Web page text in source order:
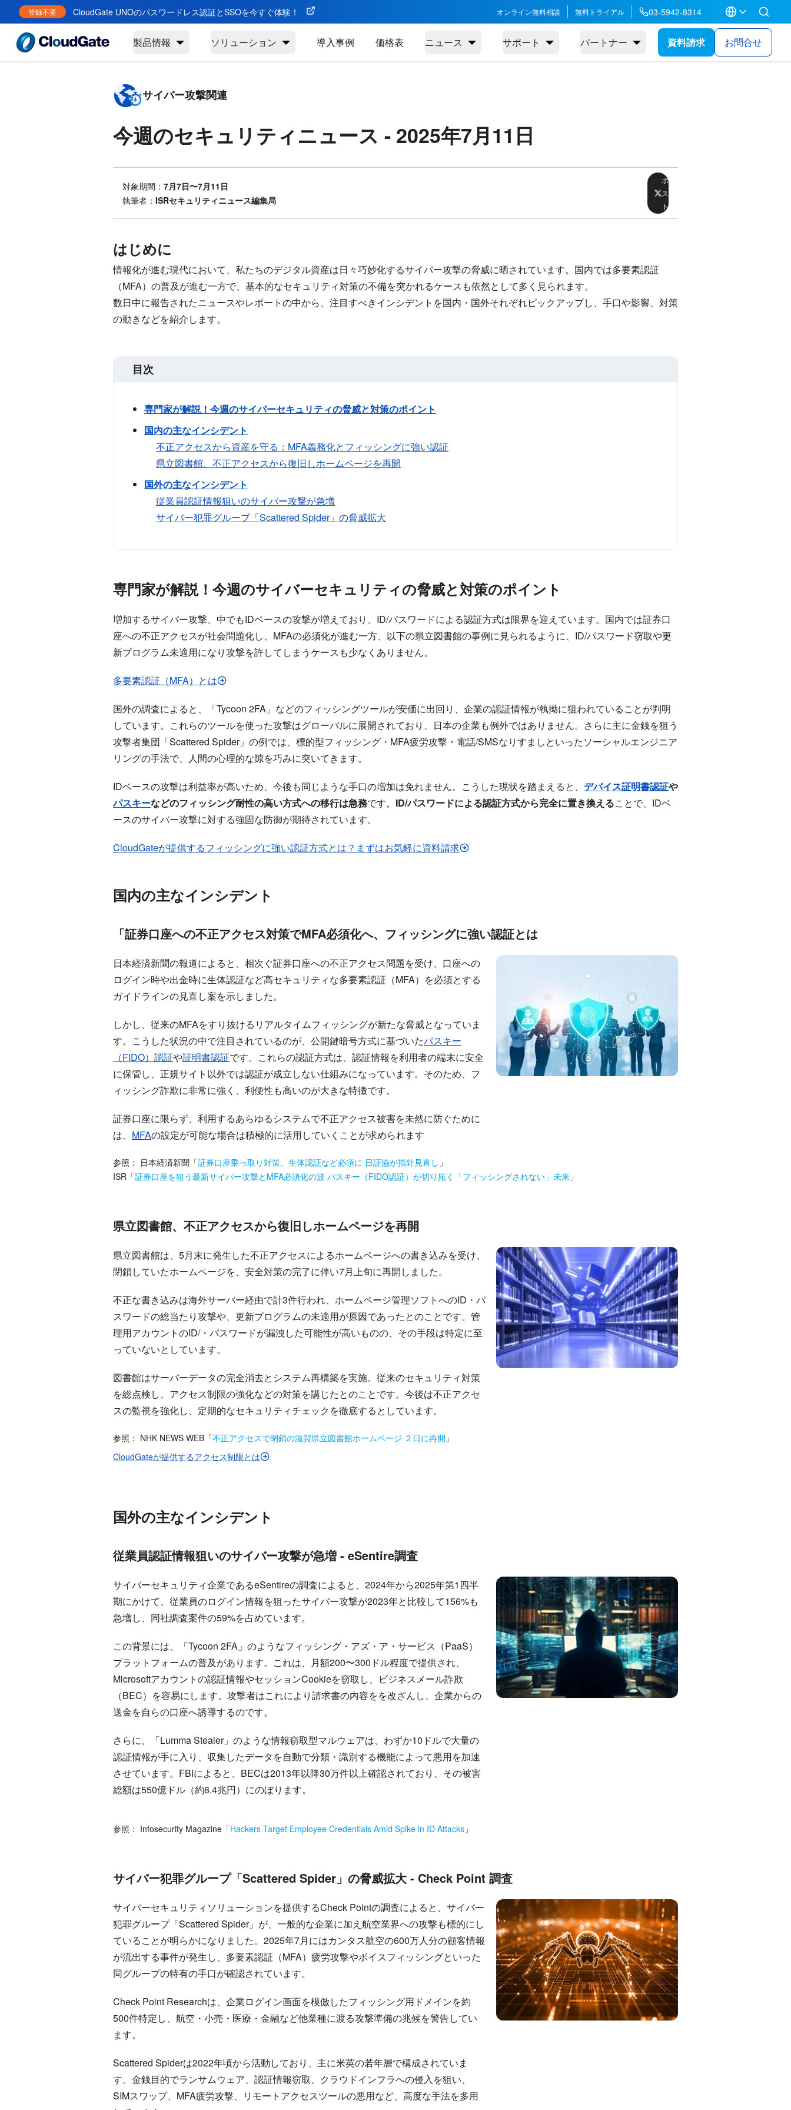
登録不要 CloudGate UNOのパスワードレス認証とSSOを今すぐ体験！ オンライン無料相談 無料トライアル 03-5942-8314
製品情報 ソリューション 導入事例 価格表 ニュース サポート パートナー 資料請求 お問合せ
サイバー攻撃関連
今週のセキュリティニュース - 2025年7月11日
対象期間： 7月7日〜7月11日
執筆者： ISRセキュリティニュース編集局
ポ
ス
ト
はじめに
情報化が進む現代において、私たちのデジタル資産は日々巧妙化するサイバー攻撃の脅威に晒されています。国内では多要素認証
（MFA）の普及が進む一方で、基本的なセキュリティ対策の不備を突かれるケースも依然として多く見られます。
数日中に報告されたニュースやレポートの中から、注目すべきインシデントを国内・国外それぞれピックアップし、手口や影響、対策
の動きなどを紹介します。
目次
専門家が解説！今週のサイバーセキュリティの脅威と対策のポイント
国内の主なインシデント
不正アクセスから資産を守る：MFA義務化とフィッシングに強い認証
県立図書館、不正アクセスから復旧しホームページを再開
国外の主なインシデント
従業員認証情報狙いのサイバー攻撃が急増
サイバー犯罪グループ「Scattered Spider」の脅威拡大
専門家が解説！今週のサイバーセキュリティの脅威と対策のポイント
増加するサイバー攻撃、中でもIDベースの攻撃が増えており、ID/パスワードによる認証方式は限界を迎えています。国内では証券口
座への不正アクセスが社会問題化し、MFAの必須化が進む一方、以下の県立図書館の事例に見られるように、ID/パスワード窃取や更
新プログラム未適用になり攻撃を許してしまうケースも少なくありません。
多要素認証（MFA）とは
国外の調査によると、「Tycoon 2FA」などのフィッシングツールが安価に出回り、企業の認証情報が執拗に狙われていることが判明
しています。これらのツールを使った攻撃はグローバルに展開されており、日本の企業も例外ではありません。さらに主に金銭を狙う
攻撃者集団「Scattered Spider」の例では、標的型フィッシング・MFA疲労攻撃・電話/SMSなりすましといったソーシャルエンジニア
リングの手法で、人間の心理的な隙を巧みに突いてきます。
IDベースの攻撃は利益率が高いため、今後も同じような手口の増加は免れません。こうした現状を踏まえると、 デバイス証明書認証や
パスキーなどのフィッシング耐性の高い方式への移行は急務です。 ID/パスワードによる認証方式から完全に置き換えることで、IDベ
ースのサイバー攻撃に対する強固な防御が期待されています。
CloudGateが提供するフィッシングに強い認証方式とは？まずはお気軽に資料請求
国内の主なインシデント
「証券口座への不正アクセス対策でMFA必須化へ、フィッシングに強い認証とは
日本経済新聞の報道によると、相次ぐ証券口座への不正アクセス問題を受け、口座への
ログイン時や出金時に生体認証など高セキュリティな多要素認証（MFA）を必須とする
ガイドラインの見直し案を示しました。
しかし、従来のMFAをすり抜けるリアルタイムフィッシングが新たな脅威となっていま
す。こうした状況の中で注目されているのが、公開鍵暗号方式に基づいたパスキー
（FIDO）認証や証明書認証です。これらの認証方式は、認証情報を利用者の端末に安全
に保管し、正規サイト以外では認証が成立しない仕組みになっています。そのため、フ
ィッシング詐欺に非常に強く、利便性も高いのが大きな特徴です。
証券口座に限らず、利用するあらゆるシステムで不正アクセス被害を未然に防ぐために
は、 MFAの設定が可能な場合は積極的に活用していくことが求められます
参照： 日本経済新聞 「証券口座乗っ取り対策、生体認証など必須に 日証協が指針見直し 」
ISR 「証券口座を狙う最新サイバー攻撃とMFA必須化の波 パスキー（FIDO認証）が切り拓く「フィッシングされない」未来 」
県立図書館、不正アクセスから復旧しホームページを再開
県立図書館は、5月末に発生した不正アクセスによるホームページへの書き込みを受け、
閉鎖していたホームページを、安全対策の完了に伴い7月上旬に再開しました。
不正な書き込みは海外サーバー経由で計3件行われ、ホームページ管理ソフトへのID・パ
スワードの総当たり攻撃や、更新プログラムの未適用が原因であったとのことです。管
理用アカウントのID/・パスワードが漏洩した可能性が高いものの、その手段は特定に至
っていないとしています。
図書館はサーバーデータの完全消去とシステム再構築を実施。従来のセキュリティ対策
を総点検し、アクセス制限の強化などの対策を講じたとのことです。今後は不正アクセ
スの監視を強化し、定期的なセキュリティチェックを徹底するとしています。
参照： NHK NEWS WEB 「不正アクセスで閉鎖の滋賀県立図書館ホームページ ２日に再開 」
CloudGateが提供するアクセス制限とは
国外の主なインシデント
従業員認証情報狙いのサイバー攻撃が急増 - eSentire調査
サイバーセキュリティ企業であるeSentireの調査によると、2024年から2025年第1四半
期にかけて、従業員のログイン情報を狙ったサイバー攻撃が2023年と比較して156%も
急増し、同社調査案件の59%を占めています。
この背景には、「Tycoon 2FA」のようなフィッシング・アズ・ア・サービス（PaaS）
プラットフォームの普及があります。これは、月額200〜300ドル程度で提供され、
Microsoftアカウントの認証情報やセッションCookieを窃取し、ビジネスメール詐欺
（BEC）を容易にします。攻撃者はこれにより請求書の内容をを改ざんし、企業からの
送金を自らの口座へ誘導するのです。
さらに、「Lumma Stealer」のような情報窃取型マルウェアは、わずか10ドルで大量の
認証情報が手に入り、収集したデータを自動で分類・識別する機能によって悪用を加速
させています。FBIによると、BECは2013年以降30万件以上確認されており、その被害
総額は550億ドル（約8.4兆円）にのぼります。
参照： Infosecurity Magazine 「Hackers Target Employee Credentials Amid Spike in ID Attacks 」
サイバー犯罪グループ「Scattered Spider」の脅威拡大 - Check Point 調査
サイバーセキュリティソリューションを提供するCheck Pointの調査によると、サイバー
犯罪グループ「Scattered Spider」が、一般的な企業に加え航空業界への攻撃も標的にし
ていることが明らかになりました。2025年7月にはカンタス航空の600万人分の顧客情報
が流出する事件が発生し、多要素認証（MFA）疲労攻撃やボイスフィッシングといった
同グループの特有の手口が確認されています。
Check Point Researchは、企業ログイン画面を模倣したフィッシング用ドメインを約
500件特定し、航空・小売・医療・金融など他業種に渡る攻撃準備の兆候を警告してい
ます。
Scattered Spiderは2022年頃から活動しており、主に米英の若年層で構成されていま
す。金銭目的でランサムウェア、認証情報窃取、クラウドインフラへの侵入を狙い、
SIMスワップ、MFA疲労攻撃、リモートアクセスツールの悪用など、高度な手法を多用